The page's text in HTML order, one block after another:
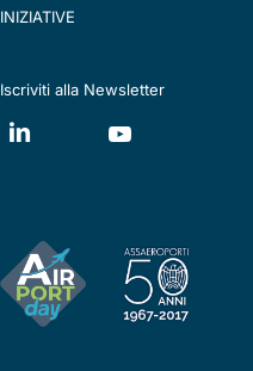
INIZIATIVE
Iscriviti alla Newsletter